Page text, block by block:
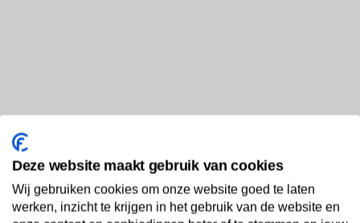
Deze website maakt gebruik van cookies
Wij gebruiken cookies om onze website goed te laten
werken, inzicht te krijgen in het gebruik van de website en